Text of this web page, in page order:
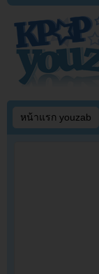
หน้าแรก youzab